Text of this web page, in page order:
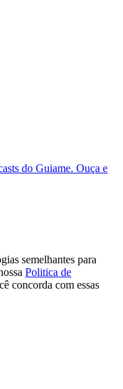
do Guiame. Ouça e
semelhantes para
Politica de
concorda com essas